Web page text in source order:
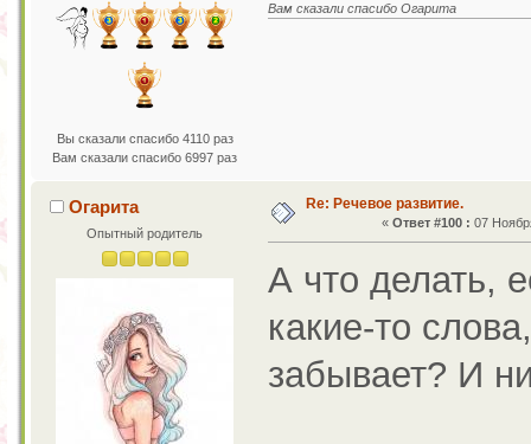
Вы сказали спасибо 4110 раз
Вам сказали спасибо 6997 раз
Вам сказали спасибо Огарита
Огарита
Опытный родитель
Re: Речевое развитие.
« Ответ #100 : 07
А что делать,
какие-то
забывает? И